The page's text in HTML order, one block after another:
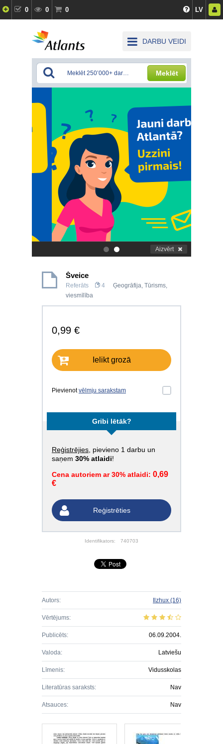
0 0 0 LV
DARBU VEIDI
Meklēt
. Aizvērt
Šveice
Referāts 4 Ģeogrāfija, Tūrisms,
viesmīlība
0,99 €
Ielikt grozā
Pievienotvēlmju sarakstam
Gribi lētāk?
Reģistrējies , pievieno 1 darbu un
saņem 30% atlaidi!
Cena autoriem ar 30% atlaidi: 0,69
€
Reģistrēties
Identifikators: 740703
Autors: Ilzhux (16)
Vērtējums:
Publicēts: 06.09.2004.
Valoda: Latviešu
Līmenis: Vidusskolas
Literatūras saraksts: Nav
Atsauces: Nav